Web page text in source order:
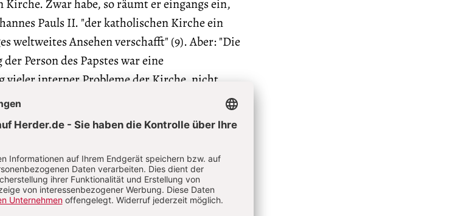
Zwar habe, so räumt er eingangs ein,
Pauls II. "der katholischen Kirche ein
weltweites Ansehen verschafft" (9). Aber: "Die
Person des Papstes war eine
vieler interner Probleme der Kirche, nicht
der Kirche" (9 f.).
XVI. mache sich dies "in mindestens drei
pädophiler Praktiken von Klerikern;
die wesentliche Beschlüsse des II.
(3) dem Verhältnis zu den übrigen
Globalisierung immer drängender